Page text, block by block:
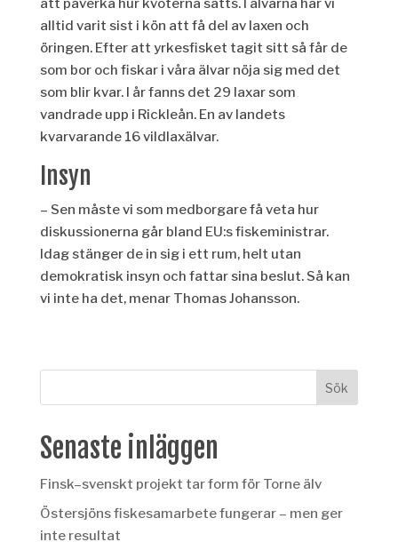
att påverka hur kvoterna sätts. I älvarna har vi
alltid varit sist i kön att få del av laxen och
öringen. Efter att yrkesfisket tagit sitt så får de
som bor och fiskar i våra älvar nöja sig med det
som blir kvar. I år fanns det 29 laxar som
vandrade upp i Rickleån. En av landets
kvarvarande 16 vildlaxälvar.
Insyn
– Sen måste vi som medborgare få veta hur
diskussionerna går bland EU:s fiskeministrar.
Idag stänger de in sig i ett rum, helt utan
demokratisk insyn och fattar sina beslut. Så kan
vi inte ha det, menar Thomas Johansson.
Senaste inläggen
Finsk–svenskt projekt tar form för Torne älv
Östersjöns fiskesamarbete fungerar – men ger
inte resultat